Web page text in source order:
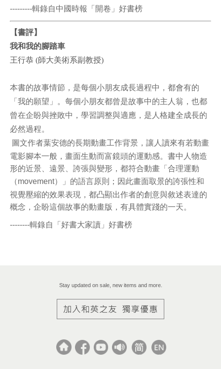
---------輯錄自中國時報「開卷」好書榜
【書評】
我和我的腳踏車
王行恭 (師大美術系副教授)
本書的故事情節，是每個小朋友成長過程中，都會有的
「我的願望」。每個小朋友都曾是故事中的主人翁，也都
曾在企盼與挫敗中，學習調整與適應，是人格建全成長的
必然過程。
圖文作者葉安德的長期動畫工作背景，讓人讀來有若動畫
電影腳本一般，畫面生動而富鏡頭的運動感。書中人物造
形的近景、遠景、誇張與變形，都符合動畫「合理運動
（movement）」的語言原則；因此畫面取景的誇張性和
視覺壓縮的效果表現，都凸顯出作者的創意與敘述表達的
概念，企盼這個故事的動畫版，有具體實踐的一天。
--------輯錄自「好書大家讀」好書榜
Stay updated on sale, new items and more.